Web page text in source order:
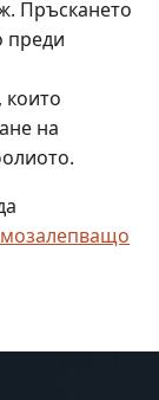
Пръскането
преди
на